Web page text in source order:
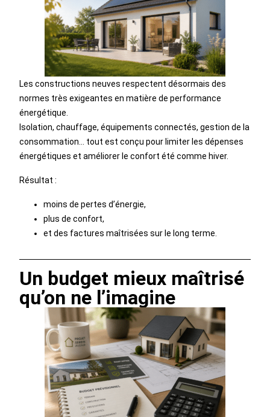
Les constructions neuves respectent désormais des
normes très exigeantes en matière de performance
énergétique.
Isolation, chauffage, équipements connectés, gestion de la
consommation… tout est conçu pour limiter les dépenses
énergétiques et améliorer le confort été comme hiver.
Résultat :
moins de pertes d’énergie,
plus de confort,
et des factures maîtrisées sur le long terme.
Un budget mieux maîtrisé
qu’on ne l’imagine